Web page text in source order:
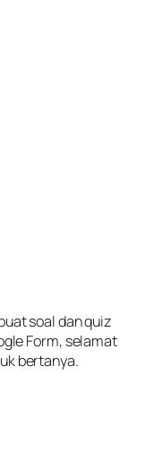
soal dan quiz
Form, selamat
bertanya.